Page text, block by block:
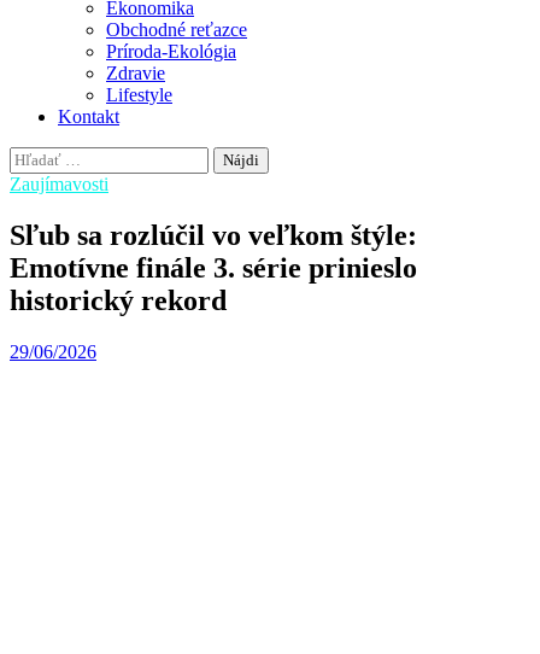
Ekonomika
Obchodné reťazce
Príroda-Ekológia
Zdravie
Lifestyle
Kontakt
Hľadať:
Zaujímavosti
Sľub sa rozlúčil vo veľkom štýle:
Emotívne finále 3. série prinieslo
historický rekord
29/06/2026